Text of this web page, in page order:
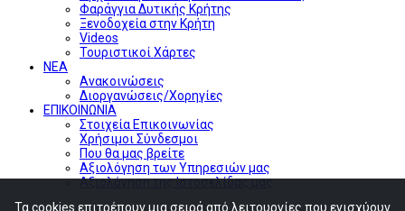
Φαράγγια Δυτικής Κρήτης
Ξενοδοχεία στην Κρήτη
Videos
Τουριστικοί Χάρτες
ΝΕΑ
Ανακοινώσεις
Διοργανώσεις/Χορηγίες
ΕΠΙΚΟΙΝΩΝΙΑ
Στοιχεία Επικοινωνίας
Χρήσιμοι Σύνδεσμοι
Που θα μας βρείτε
Αξιολόγηση των Υπηρεσιών μας
Αξιολόγηση της Ιστοσελίδας μας
Τα cookies επιτρέπουν μια σειρά από λειτουργίες που ενισχύουν